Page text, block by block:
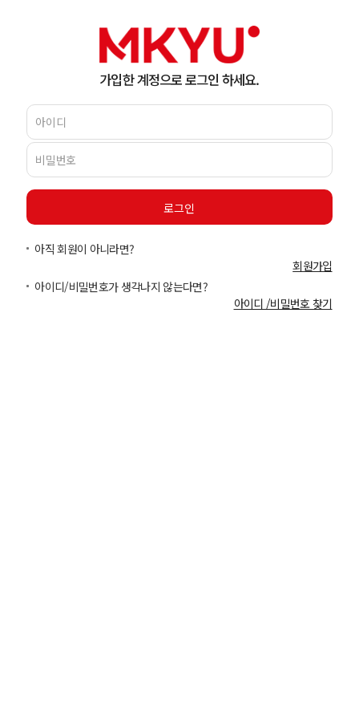
가입한 계정으로 로그인 하세요.
아직 회원이 아니라면?
회원가입
아이디/비밀번호가 생각나지 않는다면?
아이디 /비밀번호 찾기